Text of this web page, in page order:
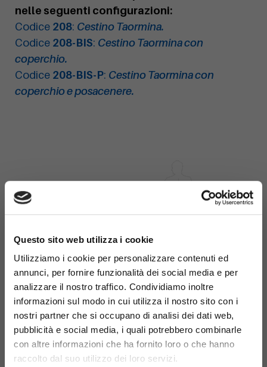
Questo sito web utilizza i cookie
Utilizziamo i cookie per personalizzare contenuti ed
annunci, per fornire funzionalità dei social media e per
analizzare il nostro traffico. Condividiamo inoltre
informazioni sul modo in cui utilizza il nostro sito con i
nostri partner che si occupano di analisi dei dati web,
pubblicità e social media, i quali potrebbero combinarle
con altre informazioni che ha fornito loro o che hanno
raccolto dal suo utilizzo dei loro servizi.
nelle seguenti configurazioni:
Codice 208: Cestino Taormina.
Codice 208-BIS: Cestino Taormina con
coperchio.
Codice 208-BIS-P: Cestino Taormina con
coperchio e posacenere.
Materiali